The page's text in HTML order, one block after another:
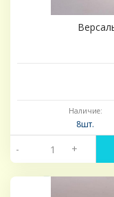
Наличие:
8шт.
- +